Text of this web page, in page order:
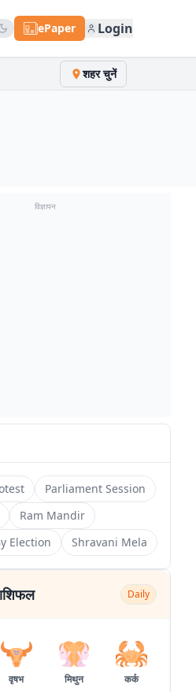
ePaper Login
शहर चुनें
विज्ञापन
Parliament Session
Ram Mandir
Election
Shravani Mela
Daily
वृषभ मिथुन कर्क